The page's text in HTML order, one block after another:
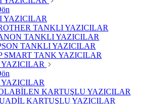
YAZICILAR
TANKLI YAZICILAR
TANKLI YAZICILAR
TANKLI YAZICILAR
SMART TANK YAZICILAR
YAZICILAR
YAZICILAR
KARTUŞLU YAZICILAR
KARTUŞLU YAZICILAR